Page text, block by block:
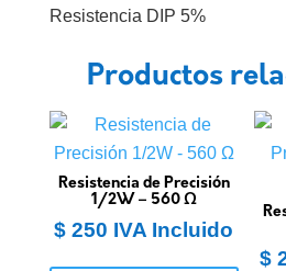
Resistencia DIP 5%
Productos
Resistencia de Precisión
1/2W – 560 Ω
$ 250 IVA Incluido
$